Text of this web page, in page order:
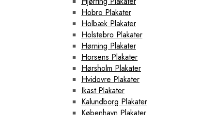
Hobro Plakater
Holbæk Plakater
Holstebro Plakater
Hørning Plakater
Horsens Plakater
Hørsholm Plakater
Hvidovre Plakater
Ikast Plakater
Kalundborg Plakater